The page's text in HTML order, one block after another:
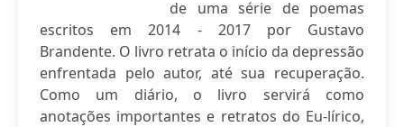
de uma série de poemas
escritos em 2014 - 2017 por Gustavo
Brandente. O livro retrata o início da depressão
enfrentada pelo autor, até sua recuperação.
Como um diário, o livro servirá como
anotações importantes e retratos do Eu-lírico,